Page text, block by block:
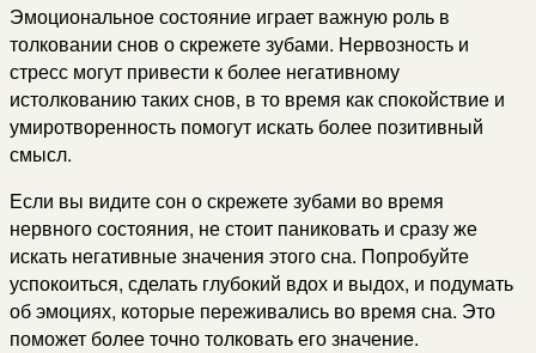
Эмоциональное состояние играет важную роль в
толковании снов о скрежете зубами. Нервозность и
стресс могут привести к более негативному
истолкованию таких снов, в то время как спокойствие и
умиротворенность помогут искать более позитивный
смысл.
Если вы видите сон о скрежете зубами во время
нервного состояния, не стоит паниковать и сразу же
искать негативные значения этого сна. Попробуйте
успокоиться, сделать глубокий вдох и выдох, и подумать
об эмоциях, которые переживались во время сна. Это
поможет более точно толковать его значение.